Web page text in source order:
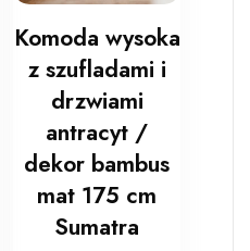
Komoda wysoka
z szufladami i
drzwiami
antracyt /
dekor bambus
mat 175 cm
Sumatra